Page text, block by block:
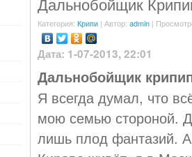
Категория: Крипи | Автор: admin |
Дата: 1-07-2013, 22:01
Дальнобойщик
Я всегда думал, что
мою семью стороной.
лишь плод фантазий. А